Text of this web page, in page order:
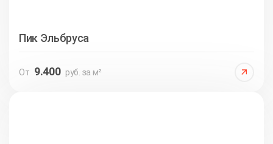
Пик Эльбруса
От 9.400 руб. за м²